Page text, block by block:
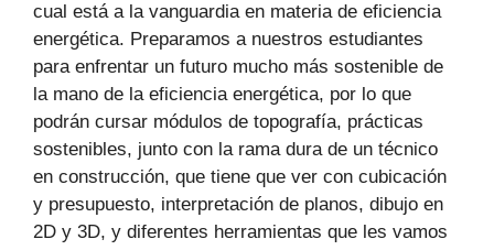
cual está a la vanguardia en materia de eficiencia
energética. Preparamos a nuestros estudiantes
para enfrentar un futuro mucho más sostenible de
la mano de la eficiencia energética, por lo que
podrán cursar módulos de topografía, prácticas
sostenibles, junto con la rama dura de un técnico
en construcción, que tiene que ver con cubicación
y presupuesto, interpretación de planos, dibujo en
2D y 3D, y diferentes herramientas que les vamos